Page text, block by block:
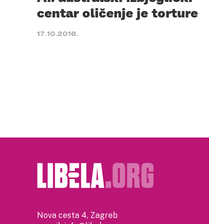
centar oličenje je torture
17.10.2016.
Nova cesta 4, Zagreb